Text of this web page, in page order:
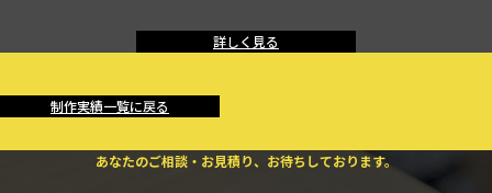
詳しく見る
制作実績一覧に戻る
あなたのご相談・お見積り、お待ちしております。